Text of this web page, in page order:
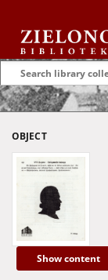
OBJECT
Show content